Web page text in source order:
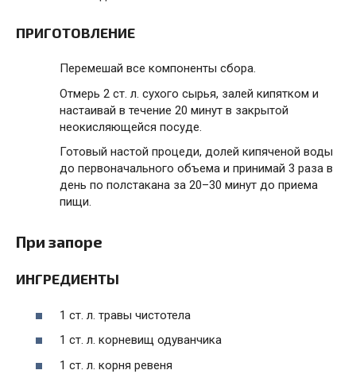
ПРИГОТОВЛЕНИЕ
Перемешай все компоненты сбора.
Отмерь 2 ст. л. сухого сырья, залей кипятком и
настаивай в течение 20 минут в закрытой
неокисляющейся посуде.
Готовый настой процеди, долей кипяченой воды
до первоначального объема и принимай 3 раза в
день по полстакана за 20–30 минут до приема
пищи.
При запоре
ИНГРЕДИЕНТЫ
1 ст. л. травы чистотела
1 ст. л. корневищ одуванчика
1 ст. л. корня ревеня